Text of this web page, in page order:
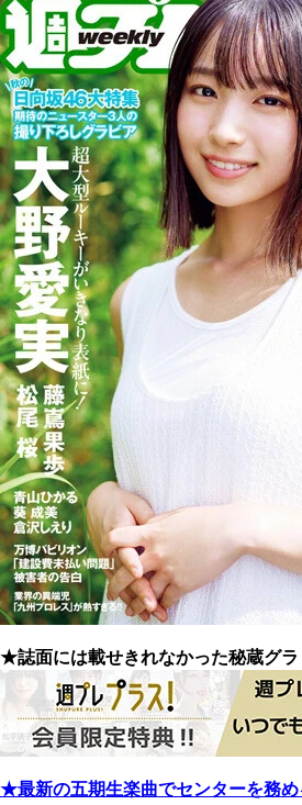
★誌面には載せきれなかった秘蔵グ
★最新の五期生楽曲でセンターを務め